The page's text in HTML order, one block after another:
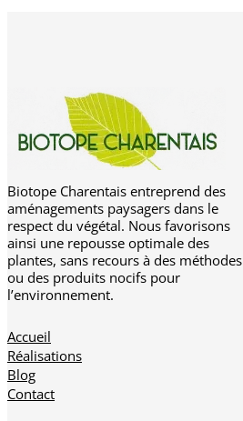
Biotope Charentais entreprend des
aménagements paysagers dans le
respect du végétal. Nous favorisons
ainsi une repousse optimale des
plantes, sans recours à des méthodes
ou des produits nocifs pour
l’environnement.
Accueil
Réalisations
Blog
Contact